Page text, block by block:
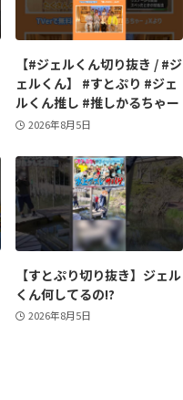
【#ジェルくん切り抜き / #ジ
ェルくん】 #すとぷり #ジェ
ルくん推し #推しかるちゃー
2026年8月5日
【すとぷり切り抜き】ジェル
くん何してるの!?
2026年8月5日